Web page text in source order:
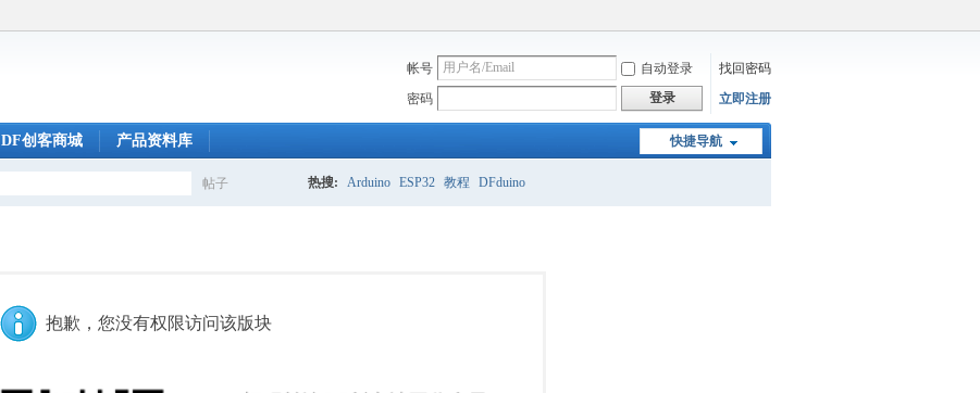
帐号 自动登录
找回密码
密码
登录 立即注册
快捷导航
DF创客商城 产品资料库
帖子 热搜: Arduino ESP32 教程 DFduino
抱歉，您没有权限访问该版块